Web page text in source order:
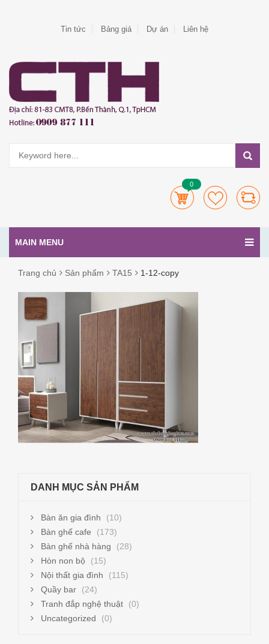
Tin tức Bảng giá Dự án Liên hệ
0
MAIN MENU
Trang chủ Sản phẩm TA15 1-12-copy
1-
12-
COPY
DANH MỤC SẢN PHẨM
Bàn ăn gia đình
(10)
Bàn ghế cafe
(173)
Bàn ghế nhà hàng
(28)
Hòn non bộ
(15)
Nội thất gia đình
(115)
Quầy bar
(24)
Tranh đắp nghệ thuật
(0)
Uncategorized
(0)